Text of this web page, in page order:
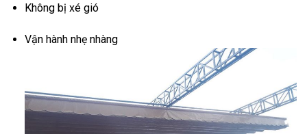
Không bị xé gió
Vận hành nhẹ nhàng